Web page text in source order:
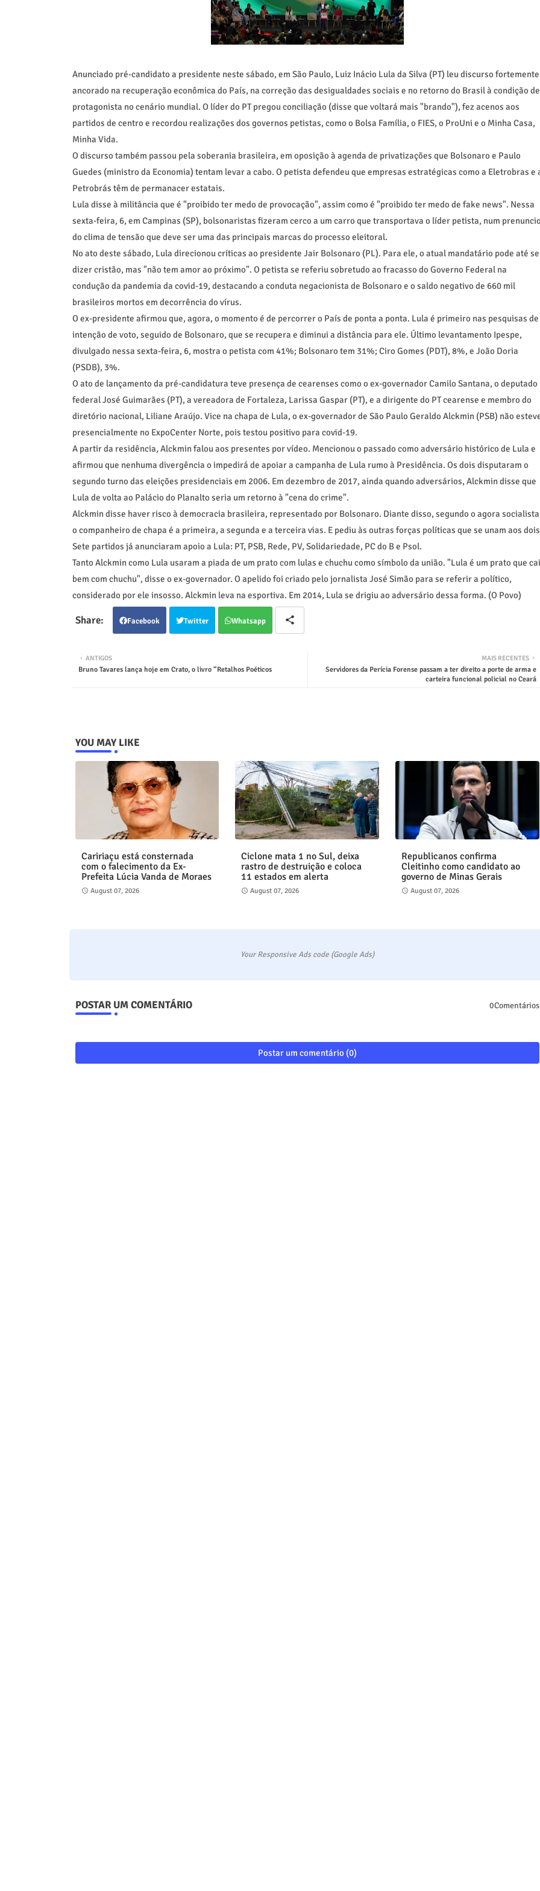
Anunciado pré-candidato a presidente neste sábado, em São Paulo, Luiz Inácio Lula da Silva (PT) leu discurso fortemente
ancorado na recuperação econômica do País, na correção das desigualdades sociais e no retorno do Brasil à condição de
protagonista no cenário mundial. O líder do PT pregou conciliação (disse que voltará mais "brando"), fez acenos aos
partidos de centro e recordou realizações dos governos petistas, como o Bolsa Família, o FIES, o ProUni e o Minha Casa,
Minha Vida.
O discurso também passou pela soberania brasileira, em oposição à agenda de privatizações que Bolsonaro e Paulo
Guedes (ministro da Economia) tentam levar a cabo. O petista defendeu que empresas estratégicas como a Eletrobras e
Petrobrás têm de permanacer estatais.
Lula disse à militância que é "proibido ter medo de provocação", assim como é "proibido ter medo de fake news". Nessa
sexta-feira, 6, em Campinas (SP), bolsonaristas fizeram cerco a um carro que transportava o líder petista, num
do clima de tensão que deve ser uma das principais marcas do processo eleitoral.
No ato deste sábado, Lula direcionou críticas ao presidente Jair Bolsonaro (PL). Para ele, o atual mandatário pode até se
dizer cristão, mas "não tem amor ao próximo". O petista se referiu sobretudo ao fracasso do Governo Federal na
condução da pandemia da covid-19, destacando a conduta negacionista de Bolsonaro e o saldo negativo de 660 mil
brasileiros mortos em decorrência do vírus.
O ex-presidente afirmou que, agora, o momento é de percorrer o País de ponta a ponta. Lula é primeiro nas pesquisas de
intenção de voto, seguido de Bolsonaro, que se recupera e diminui a distância para ele. Último levantamento Ipespe,
divulgado nessa sexta-feira, 6, mostra o petista com 41%; Bolsonaro tem 31%; Ciro Gomes (PDT), 8%, e João Doria
(PSDB), 3%.
O ato de lançamento da pré-candidatura teve presença de cearenses como o ex-governador Camilo Santana, o deputado
federal José Guimarães (PT), a vereadora de Fortaleza, Larissa Gaspar (PT), e a dirigente do PT cearense e membro do
diretório nacional, Liliane Araújo. Vice na chapa de Lula, o ex-governador de São Paulo Geraldo Alckmin (PSB) não
presencialmente no ExpoCenter Norte, pois testou positivo para covid-19.
A partir da residência, Alckmin falou aos presentes por vídeo. Mencionou o passado como adversário histórico de Lula e
afirmou que nenhuma divergência o impedirá de apoiar a campanha de Lula rumo à Presidência. Os dois disputaram o
segundo turno das eleições presidenciais em 2006. Em dezembro de 2017, ainda quando adversários, Alckmin disse que
Lula de volta ao Palácio do Planalto seria um retorno à "cena do crime".
Alckmin disse haver risco à democracia brasileira, representado por Bolsonaro. Diante disso, segundo o agora
o companheiro de chapa é a primeira, a segunda e a terceira vias. E pediu às outras forças políticas que se unam aos
Sete partidos já anunciaram apoio a Lula: PT, PSB, Rede, PV, Solidariedade, PC do B e Psol.
Tanto Alckmin como Lula usaram a piada de um prato com lulas e chuchu como símbolo da união. "Lula é um prato que cai
bem com chuchu", disse o ex-governador. O apelido foi criado pelo jornalista José Simão para se referir a político,
considerado por ele insosso. Alckmin leva na esportiva. Em 2014, Lula se drigiu ao adversário dessa forma. (O Povo)
Facebook Twitter Whatsapp
MAIS RECENTES
Servidores da Perícia Forense passam a ter direito a porte de arma e
carteira funcional policial no Ceará
ANTIGOS
Bruno Tavares lança hoje em Crato, o livro “Retalhos Poéticos
YOU MAY LIKE
Caririaçu está consternada
com o falecimento da Ex-
Prefeita Lúcia Vanda de Moraes
August 07, 2026
Ciclone mata 1 no Sul, deixa
rastro de destruição e coloca
11 estados em alerta
August 07, 2026
Republicanos confirma
Cleitinho como candidato ao
governo de Minas Gerais
August 07, 2026
Your Responsive Ads code (Google Ads)
POSTAR UM COMENTÁRIO 0Comentários
Postar um comentário (0)